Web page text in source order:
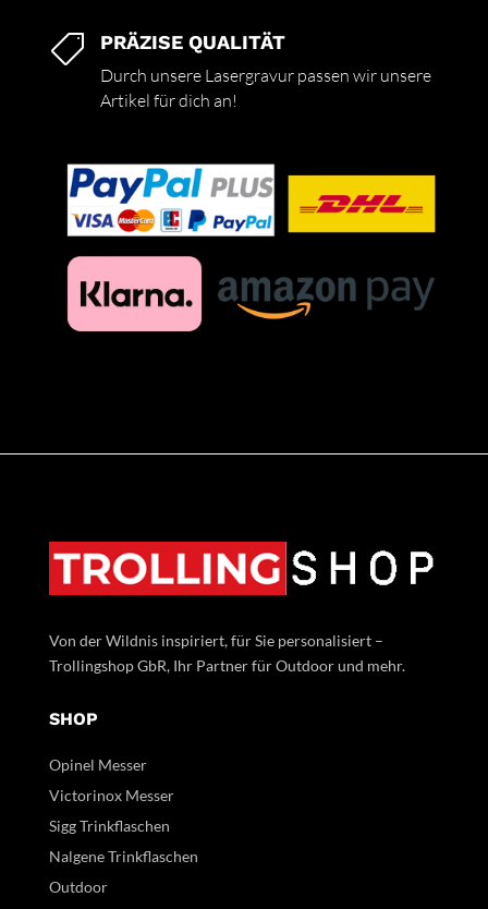
 PRÄZISE QUALITÄT
Durch unsere Lasergravur passen wir unsere
Artikel für dich an!
Von der Wildnis inspiriert, für Sie personalisiert –
Trollingshop GbR, Ihr Partner für Outdoor und mehr.
SHOP
Opinel Messer
Victorinox Messer
Sigg Trinkflaschen
Nalgene Trinkflaschen
Outdoor